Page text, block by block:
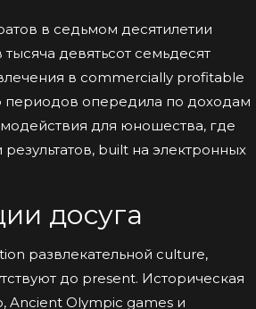
в седьмом десятилетии
девятьсот семьдесят
в commercially profitable
периодов опередила по доходам
для юношества, где
built на электронных
досуга
развлекательной culture,
до present. Историческая
Ancient Olympic games и